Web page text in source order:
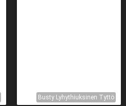
Busty Lyhythiuksinen Tyttö